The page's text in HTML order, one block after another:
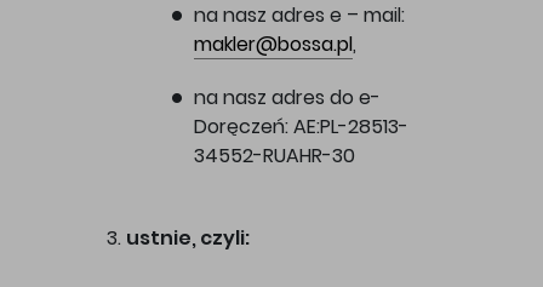
na nasz adres e – mail:
makler@bossa.pl,
na nasz adres do e-
Doręczeń: AE:PL-28513-
34552-RUAHR-30
ustnie, czyli: